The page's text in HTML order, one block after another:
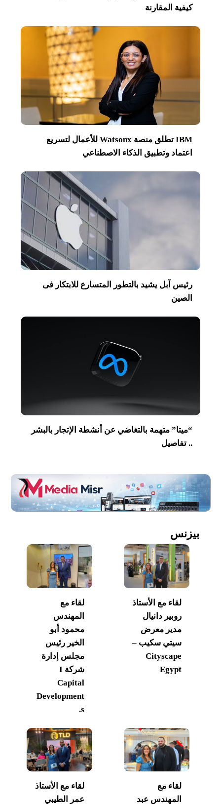
كيفية المقارنة
IBM تطلق منصة Watsonx للأعمال لتسريع
اعتماد وتطبيق الذكاء الاصطناعي
رئيس آبل يشيد بالتطور المتسارع للابتكار فى
الصين
“ميتا” متهمة بالتغاضي عن أنشطة الإتجار بالبشر
.. تفاصيل
بيزنس
لقاء مع الأستاذ
روبير دانيال
مدير معرض
سيتي سكيب –
Cityscape
Egypt
لقاء مع
المهندس
محمود أبو
الخير رئيس
مجلس إدارة
شركة I
Capital
Development
s.
لقاء مع
المهندس عبد
لقاء مع الأستاذ
عمر الطيبي